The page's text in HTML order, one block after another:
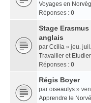
Voyages en
Réponses : 0
Stage
anglais
par Ccilia » jeu.
Travailler et
Réponses : 0
Régis Boyer
par oiseaulys »
Apprendre le